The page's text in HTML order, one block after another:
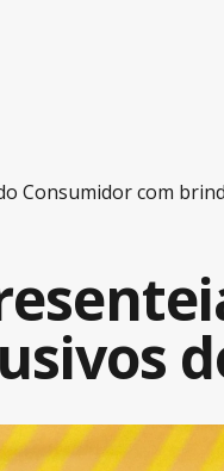
Consumidor com